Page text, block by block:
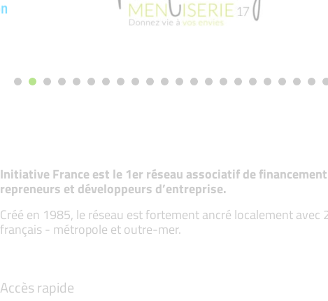
Initiative France est le 1er réseau associatif de
repreneurs et développeurs d’entreprise.
Créé en 1985, le réseau est fortement ancré localement
français - métropole et outre-mer.
Accès rapide